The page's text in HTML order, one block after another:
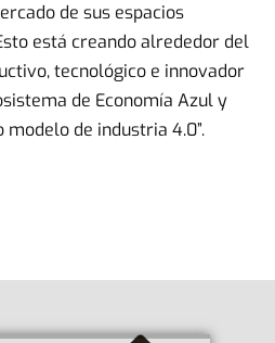
de sus espacios
está creando alrededor del
tecnológico e innovador
de Economía Azul y
de industria 4.0”.